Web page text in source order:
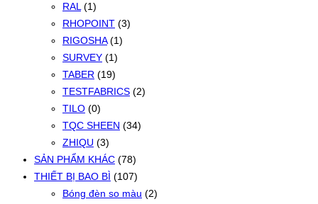
RAL (1)
RHOPOINT (3)
RIGOSHA (1)
SURVEY (1)
TABER (19)
TESTFABRICS (2)
TILO (0)
TQC SHEEN (34)
ZHIQU (3)
SẢN PHẨM KHÁC (78)
THIẾT BỊ BAO BÌ (107)
Bóng đèn so màu (2)